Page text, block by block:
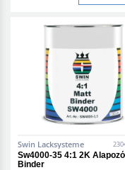
Swin Lacksysteme
Sw4000-35 4:1 2K Alapozó
Binder